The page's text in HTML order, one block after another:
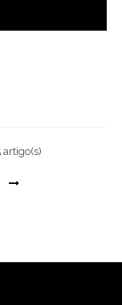
artigo(s)